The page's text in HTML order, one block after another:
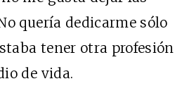
quería dedicarme sólo
tener otra profesión
de vida.